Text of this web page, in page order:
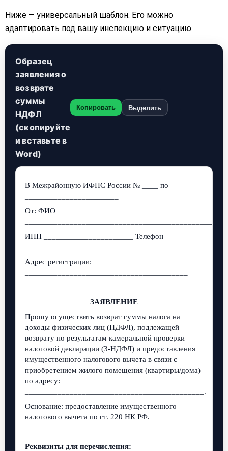
Ниже — универсальный шаблон. Его можно
адаптировать под вашу инспекцию и ситуацию.
Образец
заявления о
возврате
суммы
НДФЛ
(скопируйте
и вставьте в
Word)
Копировать Выделить
В Межрайонную ИФНС России № ____ по
От: ФИО
ИНН ______________________ Телефон
Адрес регистрации:
ЗАЯВЛЕНИЕ
Прошу осуществить возврат суммы налога на
доходы физических лиц (НДФЛ), подлежащей
возврату по результатам камеральной проверки
налоговой декларации (3-НДФЛ) и предоставления
имущественного налогового вычета в связи с
приобретением жилого помещения (квартиры/дома)
по адресу:
____________________________________________.
Основание: предоставление имущественного
налогового вычета по ст. 220 НК РФ.
Реквизиты для перечисления: